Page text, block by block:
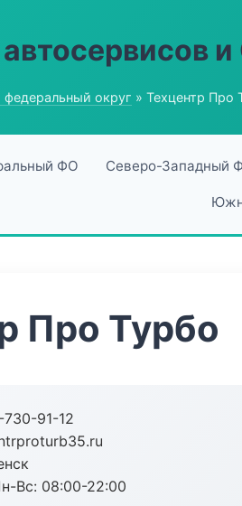
округ » Техцентр Про
ФО Северо-Западный
Про Турбо
91-12
Вс: 08:00-22:00